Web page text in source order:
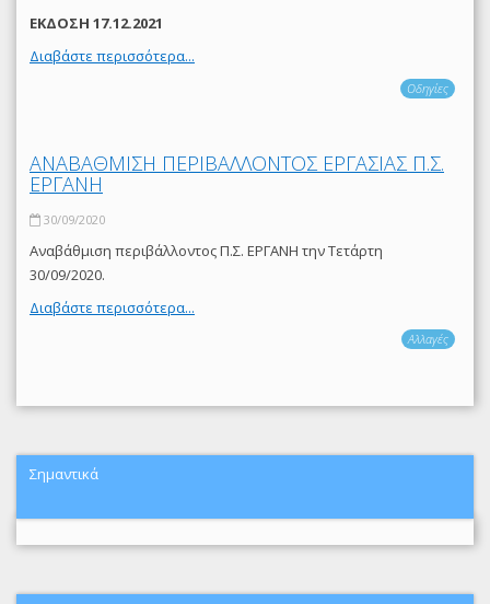
ΕΚΔΟΣΗ 17.12.2021
Διαβάστε περισσότερα...
Οδηγίες
ΑΝΑΒΑΘΜΙΣΗ ΠΕΡΙΒΑΛΛΟΝΤΟΣ ΕΡΓΑΣΙΑΣ Π.Σ.
ΕΡΓΑΝΗ
30/09/2020
Αναβάθμιση περιβάλλοντος Π.Σ. ΕΡΓΑΝΗ την Τετάρτη
30/09/2020.
Διαβάστε περισσότερα...
Αλλαγές
Σημαντικά